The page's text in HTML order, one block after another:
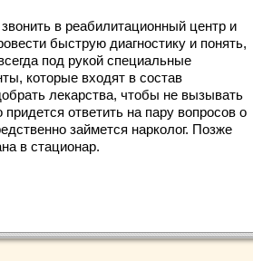
в реабилитационный центр и
быструю диагностику и понять,
под рукой специальные
которые входят в состав
лекарства, чтобы не вызывать
ответить на пару вопросов о
займется нарколог. Позже
в стационар.